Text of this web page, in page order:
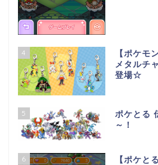
4
【ポケモ
メタルチ
登場☆
5
ポケとる
～！
6
【ポケと